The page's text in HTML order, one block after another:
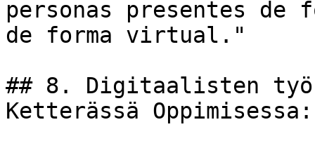
personas presentes de
de forma virtual."
## 8. Digitaalisten
Ketterässä